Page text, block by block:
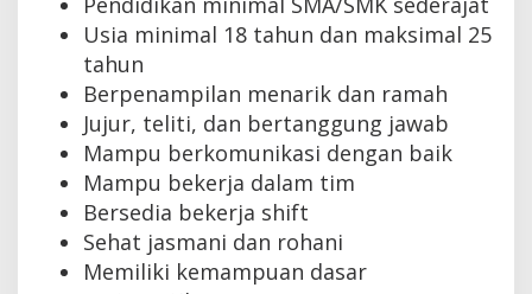
Usia minimal 18 tahun dan maksimal 25
tahun
Berpenampilan menarik dan ramah
Jujur, teliti, dan bertanggung jawab
Mampu berkomunikasi dengan baik
Mampu bekerja dalam tim
Bersedia bekerja shift
Sehat jasmani dan rohani
Memiliki kemampuan dasar